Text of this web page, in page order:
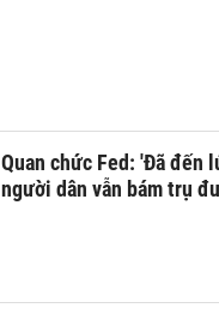
Quan chức Fed: 'Đã đến
người dân vẫn bám trụ